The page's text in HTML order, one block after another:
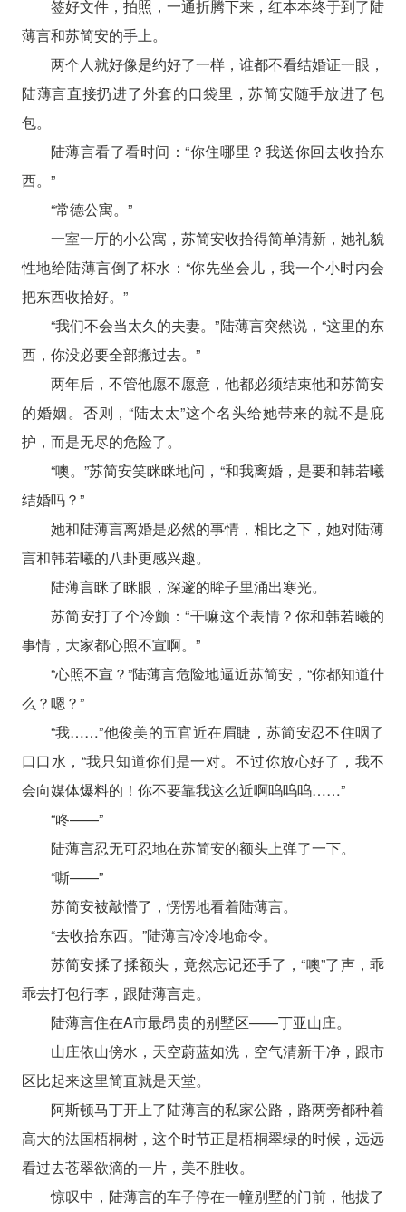
签好文件，拍照，一通折腾下来，红本本终于到了陆
薄言和苏简安的手上。
两个人就好像是约好了一样，谁都不看结婚证一眼，
陆薄言直接扔进了外套的口袋里，苏简安随手放进了包
包。
陆薄言看了看时间：“你住哪里？我送你回去收拾东
西。”
“常德公寓。”
一室一厅的小公寓，苏简安收拾得简单清新，她礼貌
性地给陆薄言倒了杯水：“你先坐会儿，我一个小时内会
把东西收拾好。”
“我们不会当太久的夫妻。”陆薄言突然说，“这里的东
西，你没必要全部搬过去。”
两年后，不管他愿不愿意，他都必须结束他和苏简安
的婚姻。否则，“陆太太”这个名头给她带来的就不是庇
护，而是无尽的危险了。
“噢。”苏简安笑眯眯地问，“和我离婚，是要和韩若曦
结婚吗？”
她和陆薄言离婚是必然的事情，相比之下，她对陆薄
言和韩若曦的八卦更感兴趣。
陆薄言眯了眯眼，深邃的眸子里涌出寒光。
苏简安打了个冷颤：“干嘛这个表情？你和韩若曦的
事情，大家都心照不宣啊。”
“心照不宣？”陆薄言危险地逼近苏简安，“你都知道什
么？嗯？”
“我……”他俊美的五官近在眉睫，苏简安忍不住咽了
口口水，“我只知道你们是一对。不过你放心好了，我不
会向媒体爆料的！你不要靠我这么近啊呜呜呜……”
“咚——”
陆薄言忍无可忍地在苏简安的额头上弹了一下。
“嘶——”
苏简安被敲懵了，愣愣地看着陆薄言。
“去收拾东西。”陆薄言冷冷地命令。
苏简安揉了揉额头，竟然忘记还手了，“噢”了声，乖
乖去打包行李，跟陆薄言走。
陆薄言住在A市最昂贵的别墅区——丁亚山庄。
山庄依山傍水，天空蔚蓝如洗，空气清新干净，跟市
区比起来这里简直就是天堂。
阿斯顿马丁开上了陆薄言的私家公路，路两旁都种着
高大的法国梧桐树，这个时节正是梧桐翠绿的时候，远远
看过去苍翠欲滴的一片，美不胜收。
惊叹中，陆薄言的车子停在一幢别墅的门前，他拔了